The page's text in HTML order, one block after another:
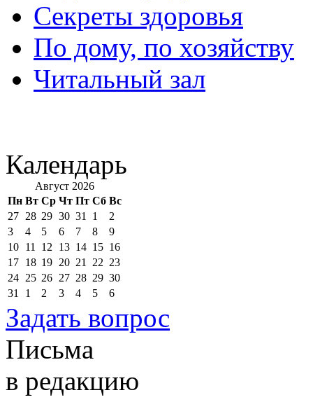
Секреты здоровья
По дому, по хозяйству
Читальный зал
Календарь
Август 2026
Пн Вт Ср Чт Пт Сб Вс
27 28 29 30 31 1
2
3
4 5 6 7 8
9
10 11 12 13 14 15 16
17 18 19 20 21 22 23
24 25 26 27 28 29 30
31
1 2 3 4 5 6
Задать вопрос
Письма
в редакцию